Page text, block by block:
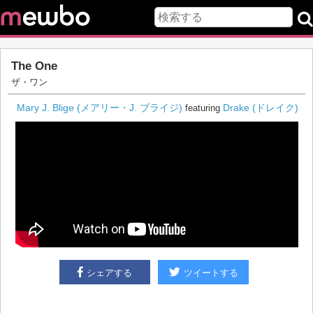
The One
ザ・ワン
Mary J. Blige (メアリー・J. ブライジ) featuring Drake (ドレイク)
シェアする ツイートする